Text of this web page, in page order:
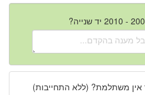
אין משתלמת? (ללא התחייבות)